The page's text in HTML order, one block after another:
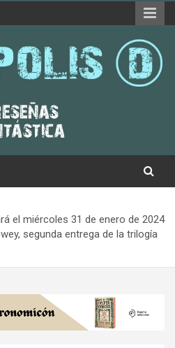
el miércoles 31 de enero de 2024
segunda entrega de la trilogía